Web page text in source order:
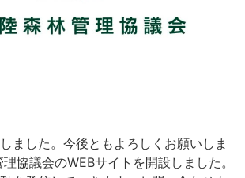
ました。今後ともよろしくお願いしま
協議会のWEBサイトを開設しました。